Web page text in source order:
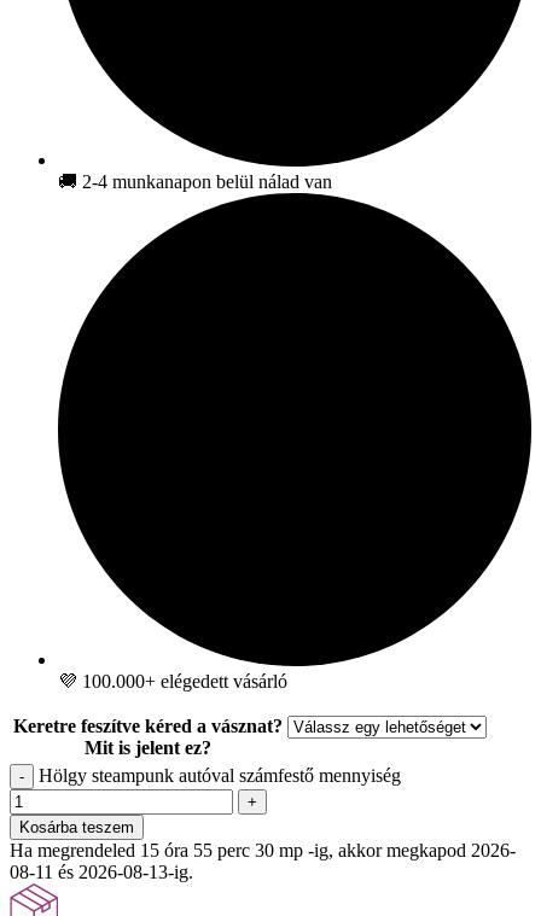
🚚 2-4 munkanapon belül nálad van
💜 100.000+ elégedett vásárló
Keretre feszítve kéred a vásznat?
Mit is jelent ez?
- Hölgy steampunk autóval számfestő mennyiség
+
Kosárba teszem
Ha megrendeled 15 óra 55 perc 28 mp -ig, akkor megkapod 2026-
08-11 és 2026-08-13-ig.